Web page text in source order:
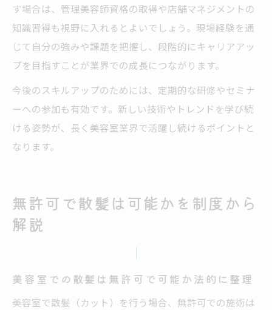
す場合は、管理美容師資格の取得や店舗マネジメントの
知識習得も視野に入れるとよいでしょう。現場経験を通
じて自分の強みや課題を把握し、段階的にキャリアアッ
プを目指すことが業界での成長につながります。
今後のスキルアップのためには、定期的な研修やセミナ
ーへの参加も有効です。新しい技術やトレンドを学び続
ける姿勢が、長く美容室業界で活躍し続けるポイントと
なります。
無許可で散髪は可能かを制度から
解説
美容室での散髪は無許可で可能か法的に整理
美容室で散髪（カット）を行う場合、無許可での施術は